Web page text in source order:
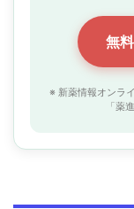
無
※ 新薬情報オンラ
「薬